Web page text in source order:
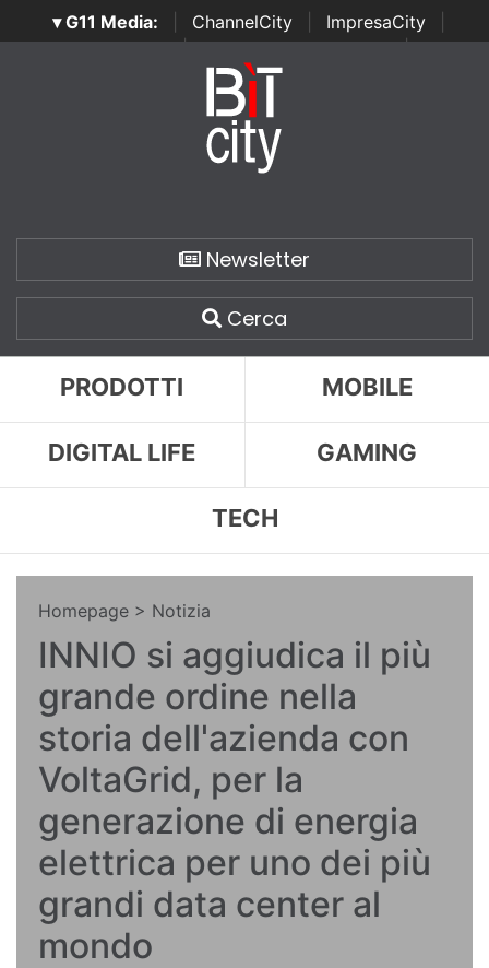
▾ G11 Media: ChannelCity ImpresaCity
SecurityOpenLab | Italian Channel Awards | Italian
Italian Security Awards
Newsletter
Cerca
PRODOTTI MOBILE
DIGITAL LIFE GAMING
TECH
Homepage > Notizia
INNIO si aggiudica il più
grande ordine nella
storia dell'azienda con
VoltaGrid, per la
generazione di energia
elettrica per uno dei più
grandi data center al
mondo